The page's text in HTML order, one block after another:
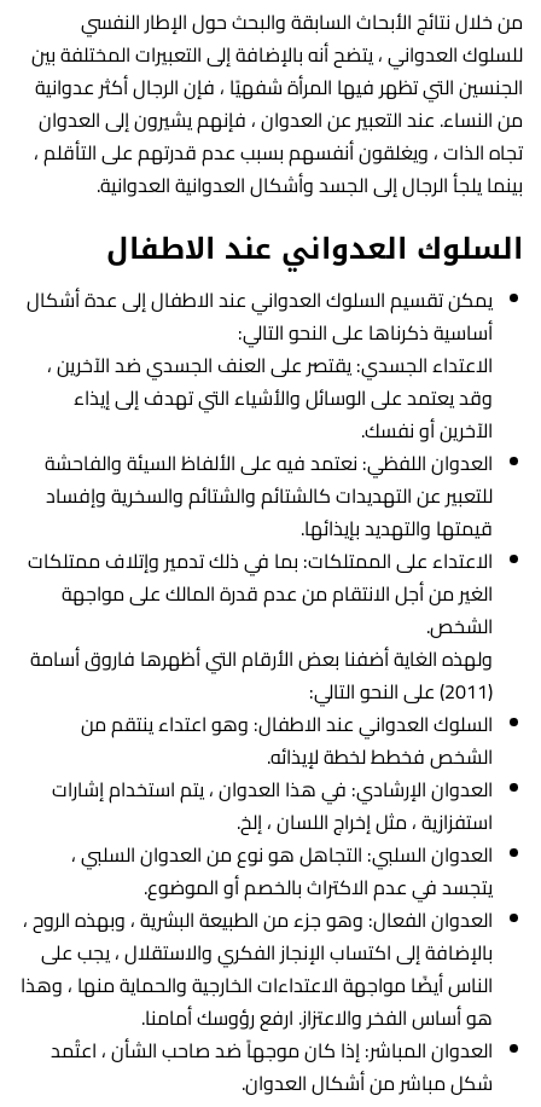
من خلال نتائج الأبحاث السابقة والبحث حول الإطار النفسي
للسلوك العدواني ، يتضح أنه بالإضافة إلى التعبيرات المختلفة بين
الجنسين التي تظهر فيها المرأة شفهيًا ، فإن الرجال أكثر عدوانية
من النساء. عند التعبير عن العدوان ، فإنهم يشيرون إلى العدوان
تجاه الذات ، ويغلقون أنفسهم بسبب عدم قدرتهم على التأقلم ،
بينما يلجأ الرجال إلى الجسد وأشكال العدوانية العدوانية.
السلوك العدواني عند الاطفال
يمكن تقسيم السلوك العدواني عند الاطفال إلى عدة أشكال
أساسية ذكرناها على النحو التالي:
الاعتداء الجسدي: يقتصر على العنف الجسدي ضد الآخرين ،
وقد يعتمد على الوسائل والأشياء التي تهدف إلى إيذاء
الآخرين أو نفسك.
العدوان اللفظي: نعتمد فيه على الألفاظ السيئة والفاحشة
للتعبير عن التهديدات كالشتائم والشتائم والسخرية وإفساد
قيمتها والتهديد بإيذائها.
الاعتداء على الممتلكات: بما في ذلك تدمير وإتلاف ممتلكات
الغير من أجل الانتقام من عدم قدرة المالك على مواجهة
الشخص.
ولهذه الغاية أضفنا بعض الأرقام التي أظهرها فاروق أسامة
(2011) على النحو التالي:
السلوك العدواني عند الاطفال: وهو اعتداء ينتقم من
الشخص فخطط لخطة لإيذائه.
العدوان الإرشادي: في هذا العدوان ، يتم استخدام إشارات
استفزازية ، مثل إخراج اللسان ، إلخ.
العدوان السلبي: التجاهل هو نوع من العدوان السلبي ،
يتجسد في عدم الاكتراث بالخصم أو الموضوع.
العدوان الفعال: وهو جزء من الطبيعة البشرية ، وبهذه الروح ،
بالإضافة إلى اكتساب الإنجاز الفكري والاستقلال ، يجب على
الناس أيضًا مواجهة الاعتداءات الخارجية والحماية منها ، وهذا
هو أساس الفخر والاعتزاز. ارفع رؤوسك أمامنا.
العدوان المباشر: إذا كان موجهاً ضد صاحب الشأن ، اعتُمد
شكل مباشر من أشكال العدوان.